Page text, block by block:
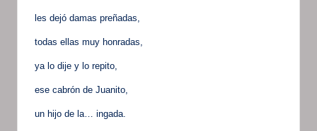
les dejó damas preñadas,
todas ellas muy honradas,
ya lo dije y lo repito,
ese cabrón de Juanito,
un hijo de la… ingada.